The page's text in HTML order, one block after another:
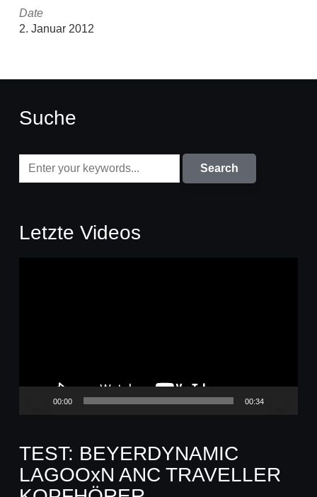
Date
2. Januar 2012
Suche
Letzte Videos
00:00 00:34
TEST: BEYERDYNAMIC
LAGOOxN ANC TRAVELLER